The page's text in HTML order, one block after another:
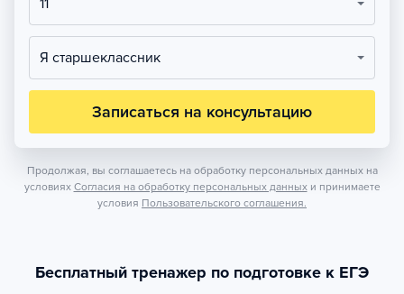
11
Я старшеклассник
Записаться на консультацию
Продолжая, вы соглашаетесь на обработку персональных данных на
условиях Согласия на обработку персональных данных и принимаете
условия Пользовательского соглашения.
Бесплатный тренажер по подготовке к ЕГЭ